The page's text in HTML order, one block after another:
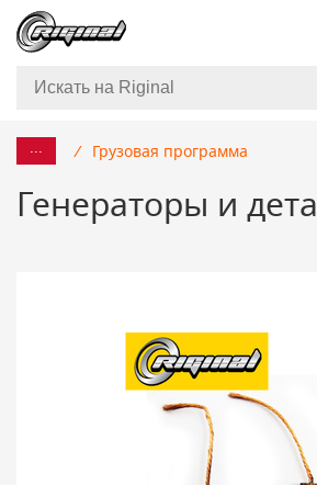
... / Грузовая программа
Генераторы и